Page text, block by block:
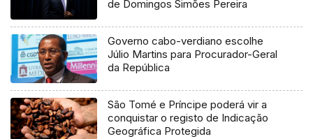
de Domingos Simões Pereira
Governo cabo-verdiano escolhe
Júlio Martins para Procurador-Geral
da República
São Tomé e Príncipe poderá vir a
conquistar o registo de Indicação
Geográfica Protegida